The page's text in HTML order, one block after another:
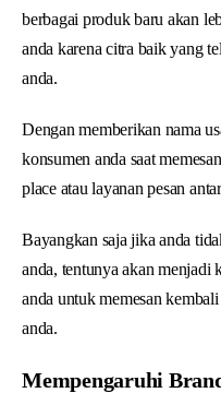
berbagai produk baru akan
anda karena citra baik yang
anda.
Dengan memberikan nama
konsumen anda saat
place atau layanan pesan
Bayangkan saja jika anda
anda, tentunya akan menjadi
anda untuk memesan
anda.
Mempengaruhi